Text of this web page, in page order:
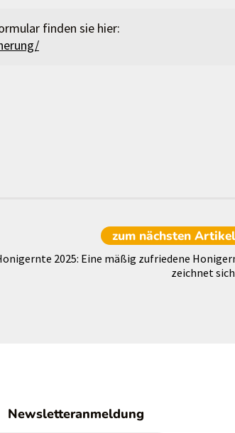
finden sie hier:
zum nächsten Artikel
2025: Eine mäßig zufriedene
zeichnet
Newsletteranmeldung